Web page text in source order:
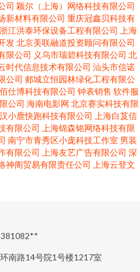
司 颖尔（上海）网络科技有限公司
新材料有限公司 重庆冠鑫贝科技有
浙江洪泰环保设备工程有限公司
上海
发北京美联融道投资顾问有限公司
限公司 义乌市瑞碧科技有限公司 北
时代信息技术有限公司 汕头市信诺
公司 郯城立恒园林绿化工程有限公
仕博科技有限公司 钟表销售 软件服
公司 海南电影网 北京赛实科技有限
小鹿快跑科技有限公司
上海白芨信
有限公司
上海锦森铭网络科技有限
南宁市青秀区小庞科技工作室 男装
有限公司 上海友艺广告有限公司 深
神阁贸易有限责任公司
上海云登文
南路14号院1号楼1217室